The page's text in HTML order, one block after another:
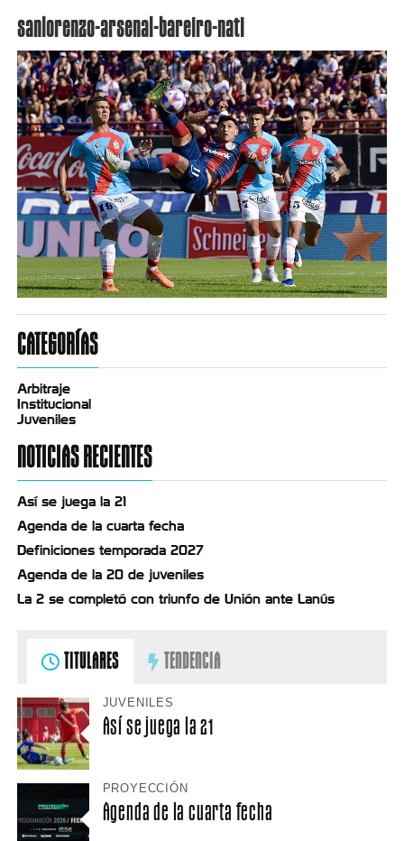
sanlorenzo-arsenal-bareiro-nati
CATEGORÍAS
Arbitraje
Institucional
Juveniles
NOTICIAS RECIENTES
Así se juega la 21
Agenda de la cuarta fecha
Definiciones temporada 2027
Agenda de la 20 de juveniles
La 2 se completó con triunfo de Unión ante Lanús
TITULARES TENDENCIA
JUVENILES
Así se juega la 21
PROYECCIÓN
Agenda de la cuarta fecha